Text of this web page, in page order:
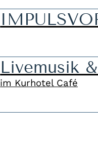
Livemusik
im Kurhotel Café